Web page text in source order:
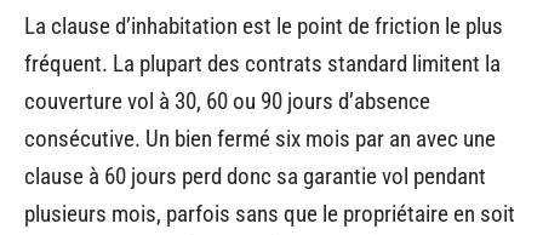
La clause d’inhabitation est le point de friction le plus
fréquent. La plupart des contrats standard limitent la
couverture vol à 30, 60 ou 90 jours d’absence
consécutive. Un bien fermé six mois par an avec une
clause à 60 jours perd donc sa garantie vol pendant
plusieurs mois, parfois sans que le propriétaire en soit